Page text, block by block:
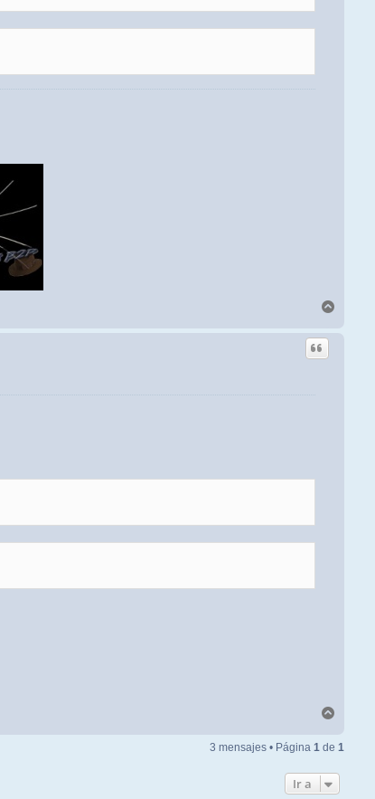
3 mensajes • Página 1de 1
Ir a